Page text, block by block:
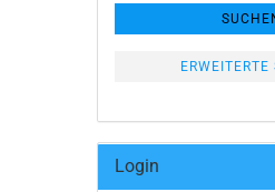
ERWEITERTE
Login